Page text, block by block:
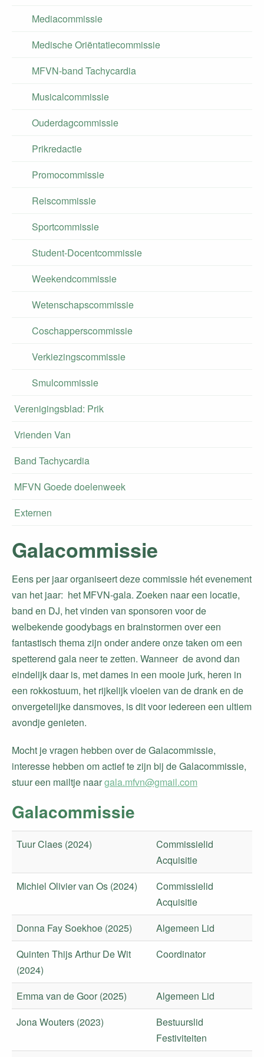
Mediacommissie
Medische Oriëntatiecommissie
MFVN-band Tachycardia
Musicalcommissie
Ouderdagcommissie
Prikredactie
Promocommissie
Reiscommissie
Sportcommissie
Student-Docentcommissie
Weekendcommissie
Wetenschapscommissie
Coschapperscommissie
Verkiezingscommissie
Smulcommissie
Verenigingsblad: Prik
Vrienden Van
Band Tachycardia
MFVN Goede doelenweek
Externen
Galacommissie
Eens per jaar organiseert deze commissie hét evenement
van het jaar: het MFVN-gala. Zoeken naar een locatie,
band en DJ, het vinden van sponsoren voor de
welbekende goodybags en brainstormen over een
fantastisch thema zijn onder andere onze taken om een
spetterend gala neer te zetten. Wanneer de avond dan
eindelijk daar is, met dames in een mooie jurk, heren in
een rokkostuum, het rijkelijk vloeien van de drank en de
onvergetelijke dansmoves, is dit voor iedereen een ultiem
avondje genieten.
Mocht je vragen hebben over de Galacommissie,
interesse hebben om actief te zijn bij de Galacommissie,
stuur een mailtje naargala.mfvn@gmail.com
Galacommissie
Tuur Claes (2024)
Commissielid
Acquisitie
Michiel Olivier van Os (2024)
Commissielid
Acquisitie
Donna Fay Soekhoe (2025)
Algemeen Lid
Quinten Thijs Arthur De Wit
(2024)
Coordinator
Emma van de Goor (2025)
Algemeen Lid
Jona Wouters (2023)
Bestuurslid
Festiviteiten